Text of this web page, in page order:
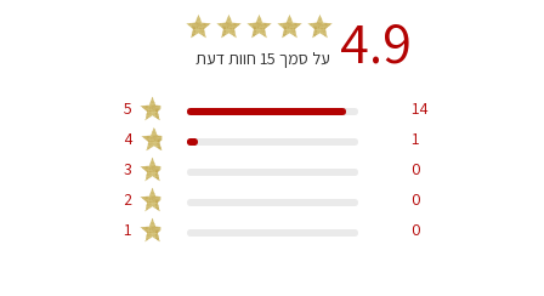
4.9 על סמך 15 חוות דעת
5
14
4
1
3
0
2
0
1
0